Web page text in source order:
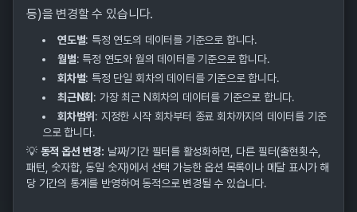
등)을 변경할 수 있습니다.
연도별: 특정 연도의 데이터를 기준으로 합니다.
월별: 특정 연도와 월의 데이터를 기준으로 합니다.
회차별: 특정 단일 회차의 데이터를 기준으로 합니다.
최근N회 : 가장 최근 N회차의 데이터를 기준으로 합니다.
회차범위 : 지정한 시작 회차부터 종료 회차까지의 데이터를 기준
으로 합니다.
💡 동적 옵션 변경: 날짜/기간 필터를 활성화하면, 다른 필터(출현횟수,
패턴, 숫자합, 동일 숫자)에서 선택 가능한 옵션 목록이나 메달 표시가 해
당 기간의 통계를 반영하여 동적으로 변경될 수 있습니다.